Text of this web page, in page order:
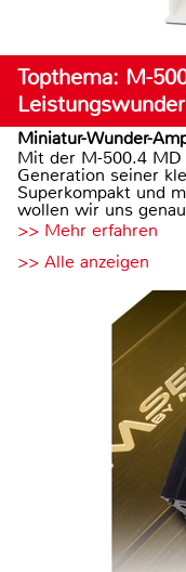
Topthema: M-
Miniatur-Wunder-
Mit der M-500.4
Generation seiner
Superkompakt und
wollen wir uns
>> Mehr erfahren
>> Alle anzeigen